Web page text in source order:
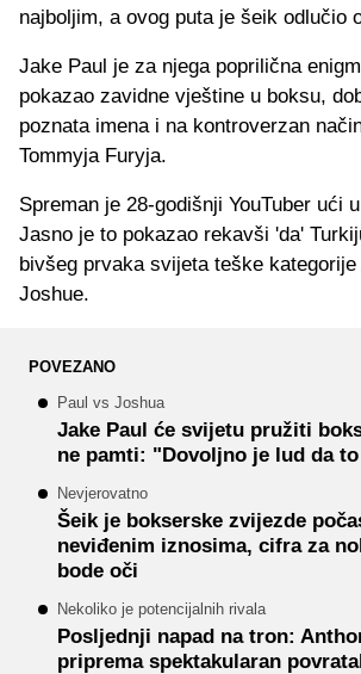
najboljim, a ovog puta je šeik odlučio
Jake Paul je za njega poprilična
pokazao zavidne vještine u boksu,
poznata imena i na kontroverzan
Tommyja Furyja.
Spreman je 28-godišnji YouTuber ući
Jasno je to pokazao rekavši 'da'
bivšeg prvaka svijeta teške kategorije
Joshue.
POVEZANO
Paul vs Joshua
Jake Paul će svijetu pružiti
ne pamti: "Dovoljno je lud da
Nevjerovatno
Šeik je bokserske zvijezde
neviđenim iznosima, cifra za
bode oči
Nekoliko je potencijalnih rivala
Posljednji napad na tron:
priprema spektakularan